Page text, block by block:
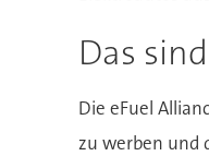
Das
Die eFuel
zu werben und